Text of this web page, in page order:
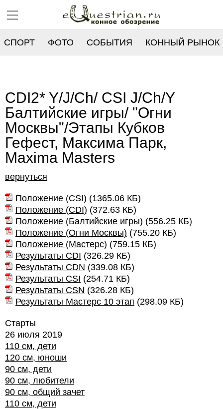
СПОРТ ФОТО СОБЫТИЯ КОННЫЙ РЫНОК
CDI2* Y/J/Ch/ CSI J/Ch/Y
Балтийские игры/ "Огни
Москвы"/Этапы Кубков
Гефест, Максима Парк,
Maxima Masters
вернуться
Положение (CSI) (1365.06 КБ)
Положение (CDI) (372.63 КБ)
Положение (Балтийские игры) (556.25 КБ)
Положение (Огни Москвы) (755.20 КБ)
Положение (Мастерс) (759.15 КБ)
Результаты CDI (326.29 КБ)
Результаты CDN (339.08 КБ)
Результаты CSI (254.71 КБ)
Результаты CSN (326.28 КБ)
Результаты Мастерс 10 этап (298.09 КБ)
Старты
26 июля 2019
110 см, дети
120 см, юноши
90 см, дети
90 см, любители
90 см, общий зачет
110 см, дети